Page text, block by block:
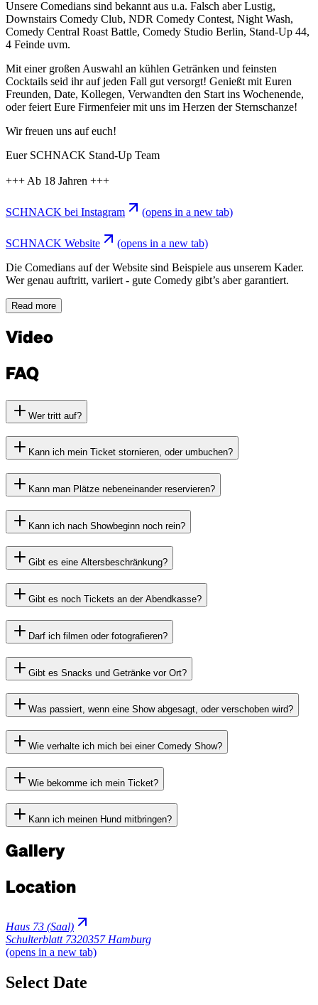
Unsere Comedians sind bekannt aus u.a. Falsch aber Lustig,
Downstairs Comedy Club, NDR Comedy Contest, Night Wash,
Comedy Central Roast Battle, Comedy Studio Berlin, Stand-Up 44,
4 Feinde uvm.
Mit einer großen Auswahl an kühlen Getränken und feinsten
Cocktails seid ihr auf jeden Fall gut versorgt! Genießt mit Euren
Freunden, Date, Kollegen, Verwandten den Start ins Wochenende,
oder feiert Eure Firmenfeier mit uns im Herzen der Sternschanze!
Wir freuen uns auf euch!
Euer SCHNACK Stand-Up Team
+++ Ab 18 Jahren +++
SCHNACK bei Instagram (opens in a new tab)
SCHNACK Website
(opens in a new tab)
Die Comedians auf der Website sind Beispiele aus unserem Kader.
Wer genau auftritt, variiert - gute Comedy gibt’s aber garantiert.
Read more
Video
FAQ
Wer tritt auf?
Kann ich mein Ticket stornieren, oder umbuchen?
Kann man Plätze nebeneinander reservieren?
Kann ich nach Showbeginn noch rein?
Gibt es eine Altersbeschränkung?
Gibt es noch Tickets an der Abendkasse?
Darf ich filmen oder fotografieren?
Gibt es Snacks und Getränke vor Ort?
Was passiert, wenn eine Show abgesagt, oder verschoben wird?
Wie verhalte ich mich bei einer Comedy Show?
Wie bekomme ich mein Ticket?
Kann ich meinen Hund mitbringen?
Gallery
Location
Haus 73 (Saal)
Schulterblatt 7320357 Hamburg
(opens in a new tab)
Select Date